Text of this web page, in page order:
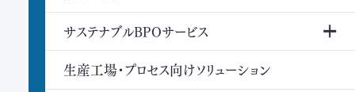
サステナブルBPOサービス
生産工場・プロセス向けソリューション